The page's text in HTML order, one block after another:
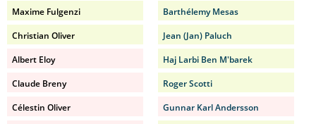
Maxime Fulgenzi
Christian Oliver
Albert Eloy
Claude Breny
Célestin Oliver
Barthélemy Mesas
Jean (Jan) Paluch
Haj Larbi Ben M'barek
Roger Scotti
Gunnar Karl Andersson